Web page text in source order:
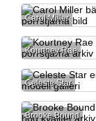
Carol Miller
Kourtney Rae
Celeste Star
Brooke Bound